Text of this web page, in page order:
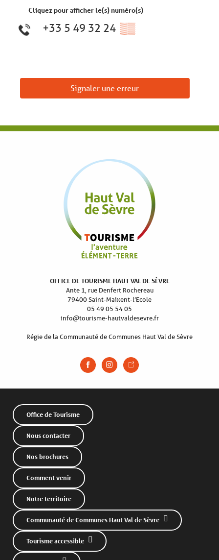
Cliquez pour afficher le(s) numéro(s)
+33 5 49 32 24 ▒▒
Signaler une erreur
OFFICE DE TOURISME HAUT VAL DE SÈVRE
Ante 1, rue Denfert Rochereau
79400 Saint-Maixent-l’Ecole
05 49 05 54 05
info@tourisme-hautvaldesevre.fr
Régie de la Communauté de Communes Haut Val de Sèvre
Office de Tourisme
Nous contacter
Nos brochures
Comment venir
Notre territoire
Communauté de Communes Haut Val de Sèvre
Tourisme accessible